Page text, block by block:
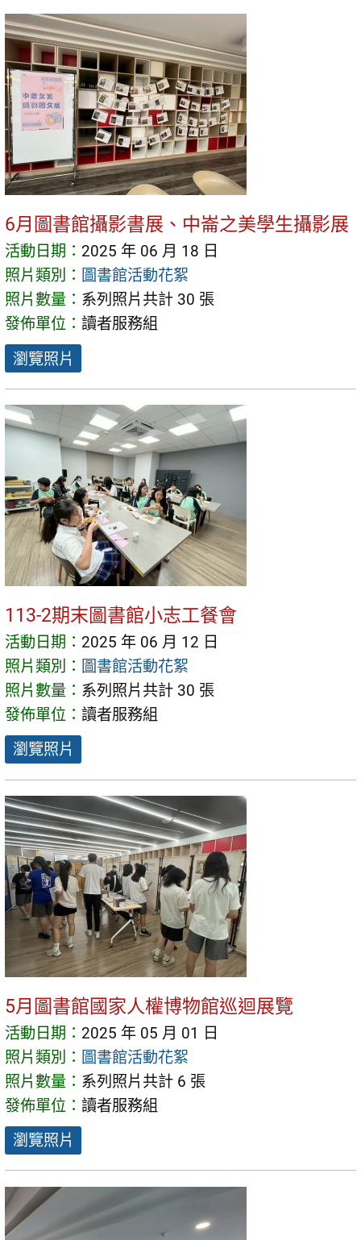
6月圖書館攝影書展、中崙之美學生攝影展
活動日期： 2025 年 06 月 18 日
照片類別： 圖書館活動花絮
照片數量： 系列照片共計 30 張
發佈單位： 讀者服務組
瀏覽照片
113-2期末圖書館小志工餐會
活動日期： 2025 年 06 月 12 日
照片類別： 圖書館活動花絮
照片數量： 系列照片共計 30 張
發佈單位： 讀者服務組
瀏覽照片
5月圖書館國家人權博物館巡迴展覽
活動日期： 2025 年 05 月 01 日
照片類別： 圖書館活動花絮
照片數量： 系列照片共計 6 張
發佈單位： 讀者服務組
瀏覽照片